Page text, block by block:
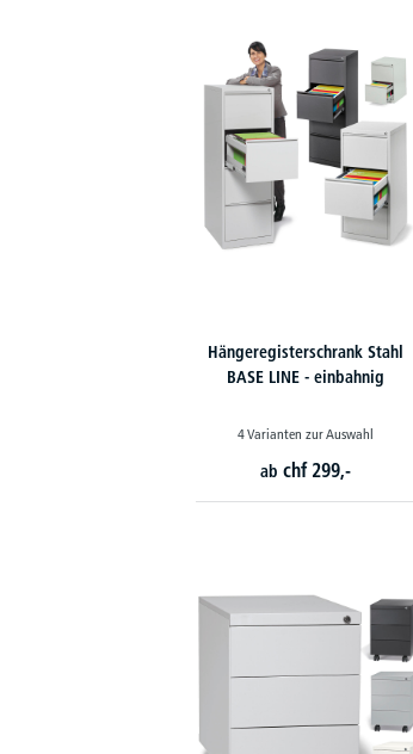
Hängeregisterschrank Stahl
BASE LINE - einbahnig
4 Varianten zur Auswahl
ab chf 299,-